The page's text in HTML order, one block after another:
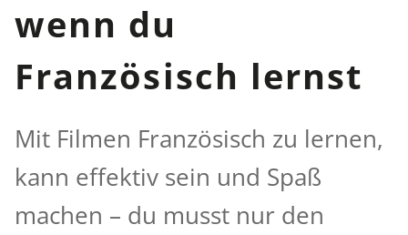
wenn du
Französisch lernst
Mit Filmen Französisch zu lernen,
kann effektiv sein und Spaß
machen – du musst nur den